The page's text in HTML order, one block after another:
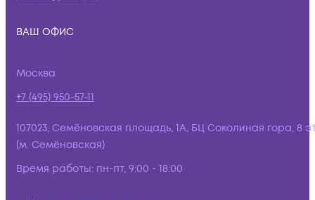
ВАШ ОФИС
Москва
+7 (495) 950-57-11
107023, Семёновская площадь, 1А, БЦ Соколиная гора, 8
(м. Семёновская)
Время работы: пн-пт, 9:00 - 18:00